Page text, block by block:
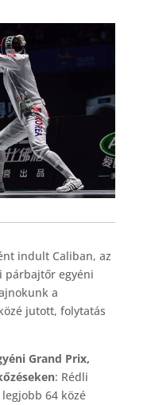
indult Caliban, az
párbajtőr egyéni
a
jutott, folytatás
Grand Prix,
: Rédli
64 közé